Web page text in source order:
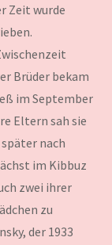
Zeit wurde
Brüder bekam
im September
Eltern sah sie
später nach
im Kibbuz
zwei ihrer
zu
der 1933